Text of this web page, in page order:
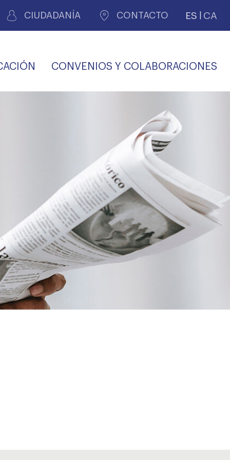
CIUDADANÍA CONTACTO ES CA
CONVENIOS Y COLABORACIONES
PERSONAL LABORAL
COMLL
SALUD Y APOYO AL
AGENCIA DE
VIAJES
VIDA
PROFESIONAL
OFERTAS Y
DESCUENTOS
TRANSPARENCIA
TRÁMITES CONSULTA
MÉDICA